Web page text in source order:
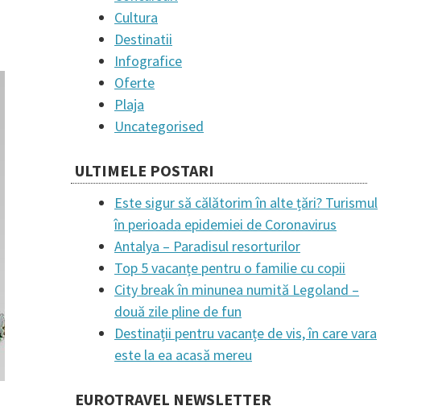
Cultura
Destinatii
Infografice
Oferte
Plaja
Uncategorised
ULTIMELE POSTARI
Este sigur să călătorim în alte țări? Turismul
în perioada epidemiei de Coronavirus
Antalya – Paradisul resorturilor
Top 5 vacanțe pentru o familie cu copii
City break în minunea numită Legoland –
două zile pline de fun
Destinații pentru vacanțe de vis, în care vara
este la ea acasă mereu
EUROTRAVEL NEWSLETTER